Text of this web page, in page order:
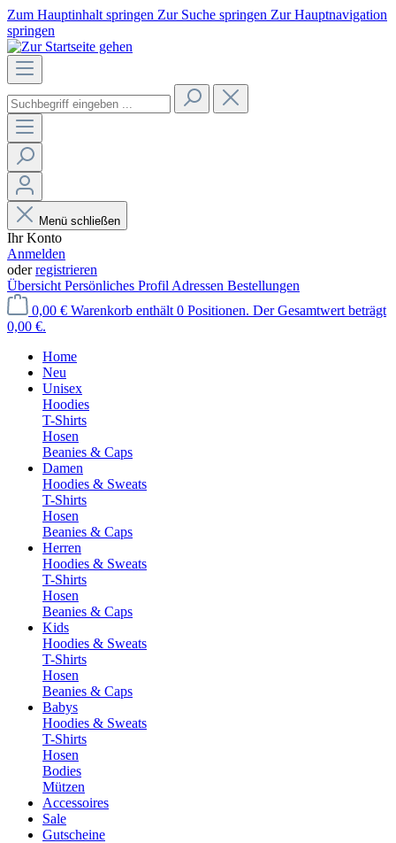
Zum Hauptinhalt springen Zur Suche springen Zur Hauptnavigation
springen
Menü schließen
Ihr Konto
Anmelden
oderregistrieren
Übersicht Persönliches Profil Adressen Bestellungen
0,00 € Warenkorb enthält 0 Positionen. Der Gesamtwert beträgt
0,00 €.
Home
Neu
Unisex
Hoodies
T-Shirts
Hosen
Beanies & Caps
Damen
Hoodies & Sweats
T-Shirts
Hosen
Beanies & Caps
Herren
Hoodies & Sweats
T-Shirts
Hosen
Beanies & Caps
Kids
Hoodies & Sweats
T-Shirts
Hosen
Beanies & Caps
Babys
Hoodies & Sweats
T-Shirts
Hosen
Bodies
Mützen
Accessoires
Sale
Gutscheine